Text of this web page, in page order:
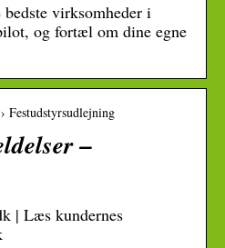
virksomheder i
og fortæl om dine egne
–
| Læs kundernes